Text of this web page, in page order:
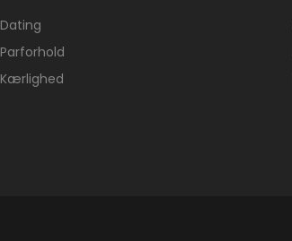
Dating
Parforhold
Kærlighed